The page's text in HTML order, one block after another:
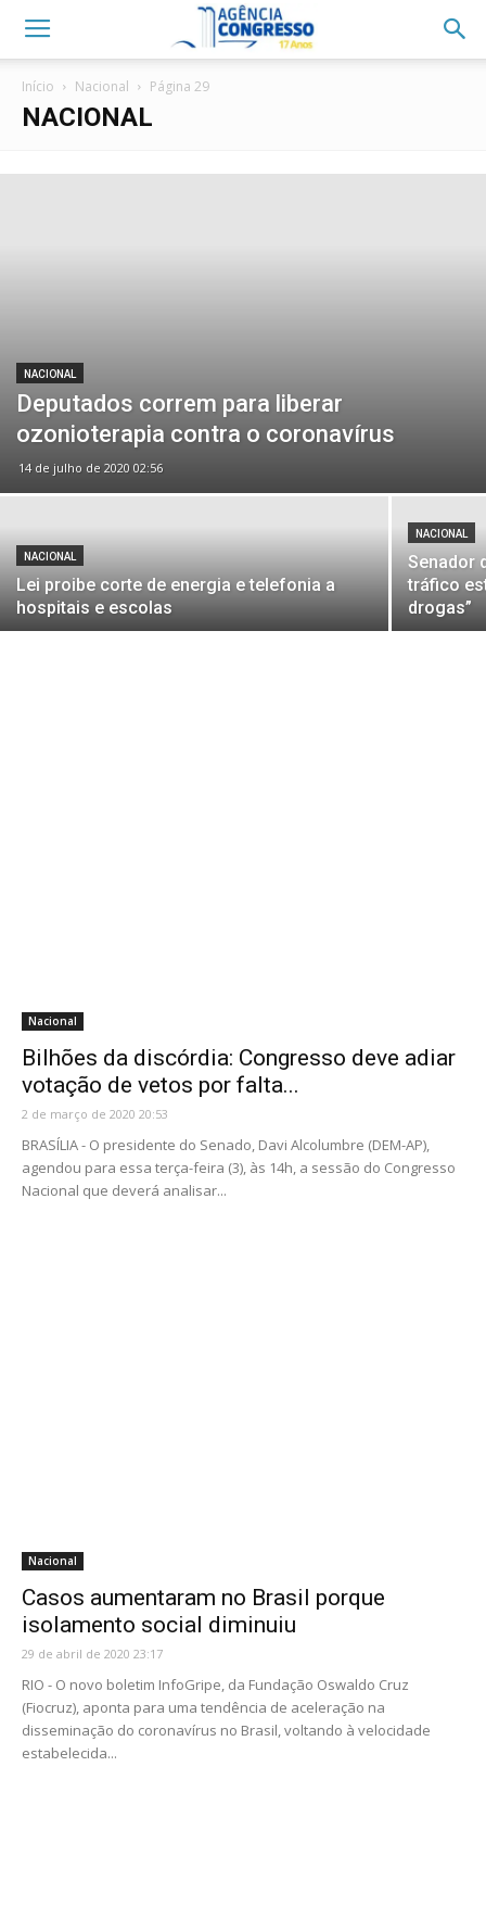
Início Nacional Página 29
NACIONAL
NACIONAL
Deputados correm para liberar
ozonioterapia contra o coronavírus
14 de julho de 2020 02:56
NACIONAL
Lei proibe corte de energia e telefonia a
hospitais e escolas
NACIONAL
Senador
tráfico
drogas”
Nacional
Bilhões da discórdia: Congresso deve adiar
votação de vetos por falta...
2 de março de 2020 20:53
BRASÍLIA - O presidente do Senado, Davi Alcolumbre (DEM-AP),
agendou para essa terça-feira (3), às 14h, a sessão do Congresso
Nacional que deverá analisar...
Nacional
Casos aumentaram no Brasil porque
isolamento social diminuiu
29 de abril de 2020 23:17
RIO - O novo boletim InfoGripe, da Fundação Oswaldo Cruz
(Fiocruz), aponta para uma tendência de aceleração na
disseminação do coronavírus no Brasil, voltando à velocidade
estabelecida...